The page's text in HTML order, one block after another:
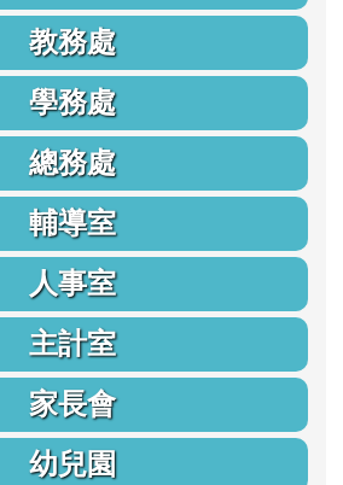
教務處
學務處
總務處
輔導室
人事室
主計室
家長會
幼兒園